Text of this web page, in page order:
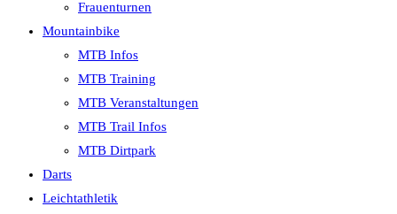
Frauenturnen
Mountainbike
MTB Infos
MTB Training
MTB Veranstaltungen
MTB Trail Infos
MTB Dirtpark
Darts
Leichtathletik